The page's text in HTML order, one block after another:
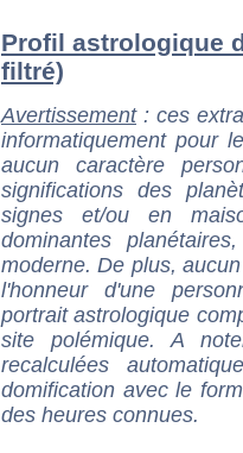
Profil astrologique
filtré)
Avertissement: ces
informatiquement pour
aucun caractère
significations des
signes et/ou en
dominantes
moderne. De plus,
l'honneur d'une
portrait astrologique
site polémique. A
recalculées
domification avec le
des heures connues.